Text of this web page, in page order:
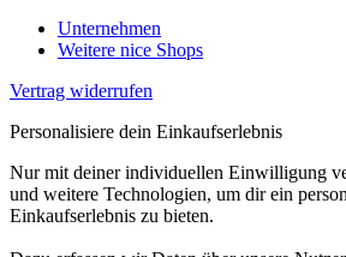
Unternehmen
Weitere nice Shops
Vertrag widerrufen
Personalisiere dein Einkaufserlebnis
Nur mit deiner individuellen Einwilligung
und weitere Technologien, um dir ein
Einkaufserlebnis zu bieten.